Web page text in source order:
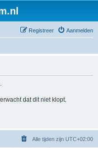
Aanmelden
Registreer
dat dit niet klopt.
Alle tijden zijn UTC+02:00